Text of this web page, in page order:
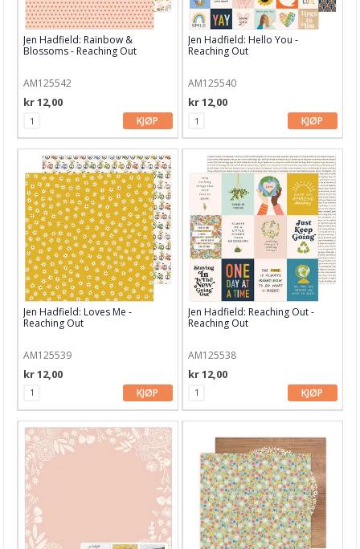
Maja Design
Masterpiece Design
Mintay Papers
P13
Paige Evans
Papirdesign
Penelope Dee
Pion Design
Prima
Reminisce
Reprint
ScrapBoys
Simple Stories
Stamperia
Studio Light
Tim Holtz
Kartong 12x12 inch
Jen Hadfield: Rainbow &
Blossoms - Reaching Out
AM125542
kr 12,00
KJØP
Jen Hadfield: Hello You -
Reaching Out
AM125540
kr 12,00
KJØP
Jen Hadfield: Loves Me -
Reaching Out
AM125539
kr 12,00
KJØP
Jen Hadfield: Reaching Out -
Reaching Out
AM125538
kr 12,00
KJØP